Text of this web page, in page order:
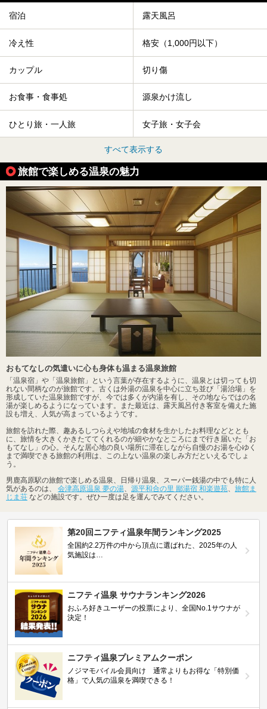
宿泊 露天風呂
冷え性 格安（1,000円以下）
カップル 切り傷
お食事・食事処 源泉かけ流し
ひとり旅・一人旅 女子旅・女子会
すべて表示する
旅館で楽しめる温泉の魅力
おもてなしの気遣いに心も身体も温まる温泉旅館
「温泉宿」や「温泉旅館」という言葉が存在するように、温泉とは切っても切
れない間柄なのが旅館です。古くは外湯の温泉を中心に立ち並び「湯治場」を
形成していた温泉旅館ですが、今では多くが内湯を有し、その地ならではの名
湯が楽しめるようになっています。また最近は、露天風呂付き客室を備えた施
設も増え、人気が高まっているようです。
旅館を訪れた際、趣あるしつらえや地域の食材を生かしたお料理などととも
に、旅情を大きくかきたててくれるのが細やかなところにまで行き届いた「お
もてなし」の心。そんな居心地の良い場所に滞在しながら自慢のお湯を心ゆく
まで満喫できる旅館の利用は、この上ない温泉の楽しみ方だといえるでしょ
う。
男鹿高原駅の旅館で楽しめる温泉、日帰り温泉、スーパー銭湯の中でも特に人
気があるのは、 会津高原温泉 夢の湯、 源平和合の里 鄙湯宿 和楽遊苑、 旅館ま
じま荘 などの施設です。ぜひ一度は足を運んでみてください。
第20回ニフティ温泉年間ランキング2025
全国約2.2万件の中から頂点に選ばれた、2025年の人
気施設は…
ニフティ温泉 サウナランキング2026
おふろ好きユーザーの投票により、全国No.1サウナが
決定！
ニフティ温泉プレミアムクーポン
ノジマモバイル会員向け 通常よりもお得な「特別価
格」で人気の温泉を満喫できる！